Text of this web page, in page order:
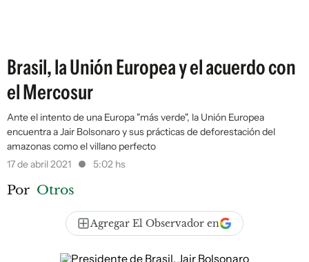
Brasil, la Unión Europea y el acuerdo con
el Mercosur
Ante el intento de una Europa "más verde", la Unión Europea
encuentra a Jair Bolsonaro y sus prácticas de deforestación del
amazonas como el villano perfecto
17 de abril 2021
5:02 hs
Por Otros
Agregar El Observador en